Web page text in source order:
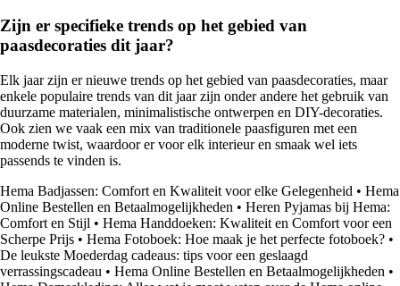
Zijn er specifieke trends op het gebied van
paasdecoraties dit jaar?
Elk jaar zijn er nieuwe trends op het gebied van paasdecoraties, maar
enkele populaire trends van dit jaar zijn onder andere het gebruik van
duurzame materialen, minimalistische ontwerpen en DIY-decoraties.
Ook zien we vaak een mix van traditionele paasfiguren met een
moderne twist, waardoor er voor elk interieur en smaak wel iets
passends te vinden is.
Hema Badjassen: Comfort en Kwaliteit voor elke Gelegenheid • Hema
Online Bestellen en Betaalmogelijkheden • Heren Pyjamas bij Hema:
Comfort en Stijl • Hema Handdoeken: Kwaliteit en Comfort voor een
Scherpe Prijs • Hema Fotoboek: Hoe maak je het perfecte fotoboek? •
De leukste Moederdag cadeaus: tips voor een geslaagd
verrassingscadeau • Hema Online Bestellen en Betaalmogelijkheden •